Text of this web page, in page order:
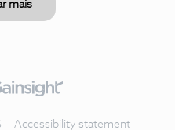
mais
Accessibility statement